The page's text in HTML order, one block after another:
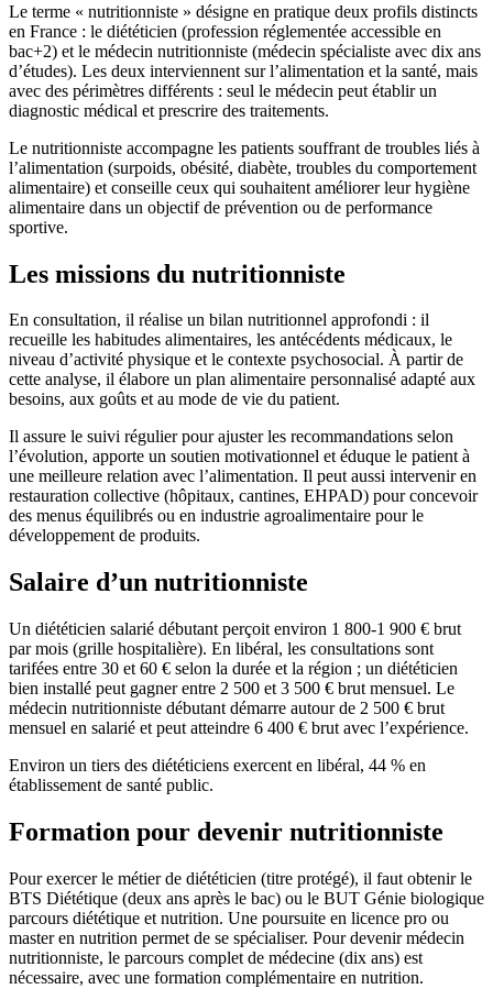
Le terme « nutritionniste » désigne en pratique deux profils distincts
en France : le diététicien (profession réglementée accessible en
bac+2) et le médecin nutritionniste (médecin spécialiste avec dix ans
d’études). Les deux interviennent sur l’alimentation et la santé, mais
avec des périmètres différents : seul le médecin peut établir un
diagnostic médical et prescrire des traitements.
Le nutritionniste accompagne les patients souffrant de troubles liés à
l’alimentation (surpoids, obésité, diabète, troubles du comportement
alimentaire) et conseille ceux qui souhaitent améliorer leur hygiène
alimentaire dans un objectif de prévention ou de performance
sportive.
Les missions du nutritionniste
En consultation, il réalise un bilan nutritionnel approfondi : il
recueille les habitudes alimentaires, les antécédents médicaux, le
niveau d’activité physique et le contexte psychosocial. À partir de
cette analyse, il élabore un plan alimentaire personnalisé adapté aux
besoins, aux goûts et au mode de vie du patient.
Il assure le suivi régulier pour ajuster les recommandations selon
l’évolution, apporte un soutien motivationnel et éduque le patient à
une meilleure relation avec l’alimentation. Il peut aussi intervenir en
restauration collective (hôpitaux, cantines, EHPAD) pour concevoir
des menus équilibrés ou en industrie agroalimentaire pour le
développement de produits.
Salaire d’un nutritionniste
Un diététicien salarié débutant perçoit environ 1 800-1 900 € brut
par mois (grille hospitalière). En libéral, les consultations sont
tarifées entre 30 et 60 € selon la durée et la région ; un diététicien
bien installé peut gagner entre 2 500 et 3 500 € brut mensuel. Le
médecin nutritionniste débutant démarre autour de 2 500 € brut
mensuel en salarié et peut atteindre 6 400 € brut avec l’expérience.
Environ un tiers des diététiciens exercent en libéral, 44 % en
établissement de santé public.
Formation pour devenir nutritionniste
Pour exercer le métier de diététicien (titre protégé), il faut obtenir le
BTS Diététique (deux ans après le bac) ou le BUT Génie biologique
parcours diététique et nutrition. Une poursuite en licence pro ou
master en nutrition permet de se spécialiser. Pour devenir médecin
nutritionniste, le parcours complet de médecine (dix ans) est
nécessaire, avec une formation complémentaire en nutrition.